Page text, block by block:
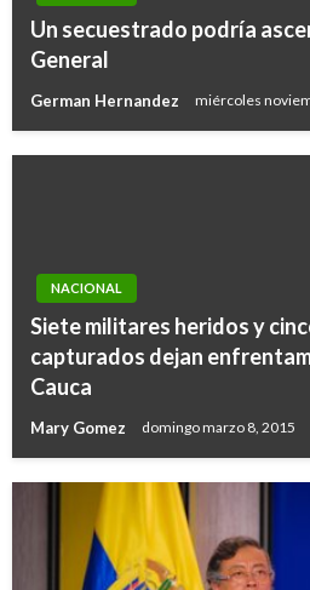
Un secuestrado podría
General
German Hernandez miércoles
NACIONAL
Siete militares heridos y
capturados dejan
Cauca
Mary Gomez domingo marzo 8, 2015